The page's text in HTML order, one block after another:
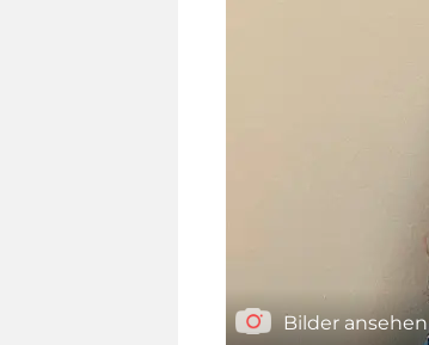
Bilder ansehen